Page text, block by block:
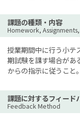
課題の種類・内容
Homework,
授業期間中に行う小テ
期試験を課す場合があ
からの指示に従うこと。
課題に対するフィード
Feedback Method